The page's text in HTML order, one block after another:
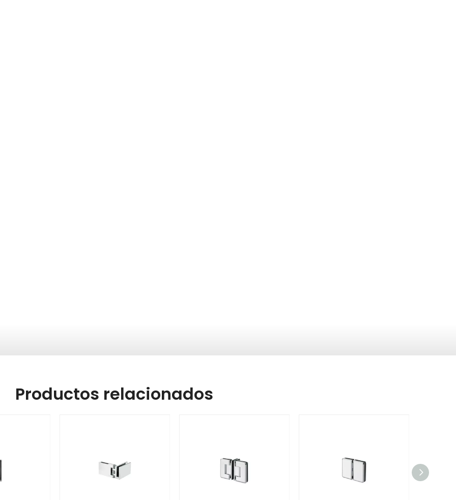
Productos relacionados